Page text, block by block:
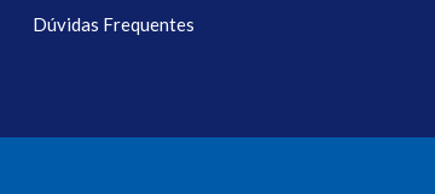
Dúvidas Frequentes